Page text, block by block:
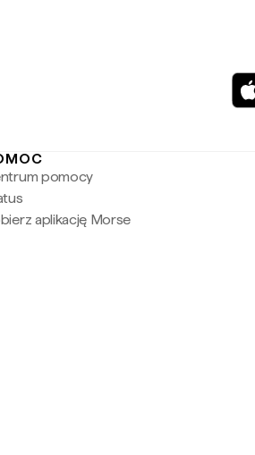
pomocy
aplikację Morse